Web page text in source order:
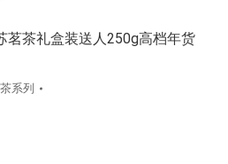
茗茶礼盒装送人250g高档年货
系列